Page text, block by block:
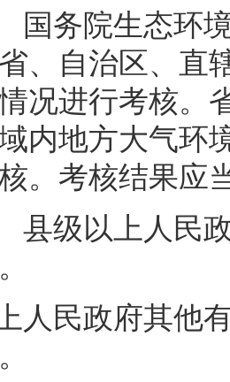
务院生态环
、自治区、直
况进行考核。
内地方大气环
。考核结果应
级以上人民
人民政府其他